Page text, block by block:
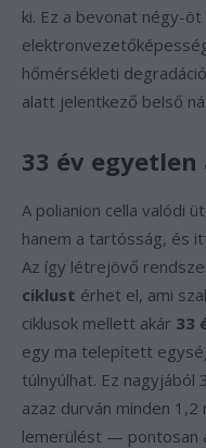
ki. Ez a bevonat négy-
hőmérsékleti
alatt jelentkező belső
33 év
A polianion cella valódi
hanem a tartósság, és
Az így létrejövő
ciklust érhet el, ami
ciklusok mellett akár 33
egy ma telepített
túlnyúlhat. Ez
azaz durván minden
lemerülést — pontosan